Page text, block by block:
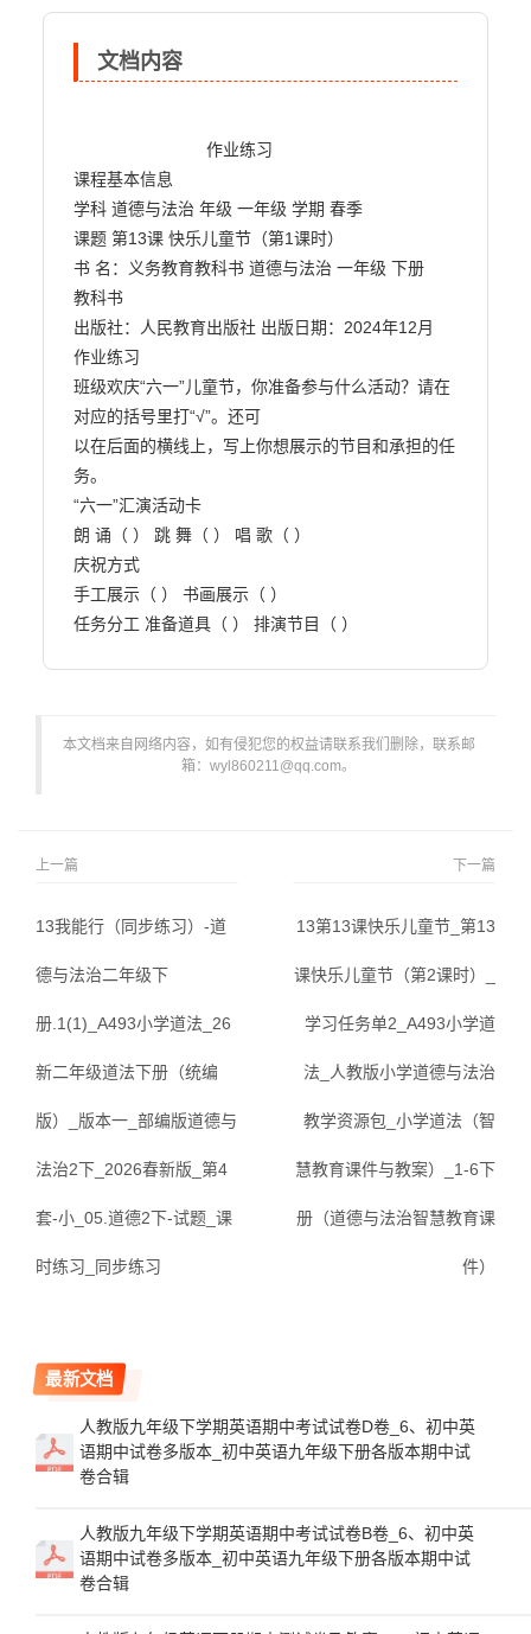
文档内容
课程基本信息
学科 道德与法治 年级 一年级 学期 春季
课题 第13课 快乐儿童节（第1课时）
书 名：义务教育教科书 道德与法治 一年级 下册
教科书
出版社：人民教育出版社 出版日期：2024年12月
作业练习
班级欢庆“六一”儿童节，你准备参与什么活动？请在
对应的括号里打“√”。还可
以在后面的横线上，写上你想展示的节目和承担的任
务。
“六一”汇演活动卡
朗 诵（ ） 跳 舞（ ） 唱 歌（ ）
庆祝方式
手工展示（ ） 书画展示（ ）
本文档来自网络内容，如有侵犯您的权益请联系我们删除，联系邮
箱：wyl860211@qq.com。
上一篇
13我能行（同步练习）-道
德与法治二年级下
册.1(1)_A493小学道法_26
新二年级道法下册（统编
版）_版本一_部编版道德与
法治2下_2026春新版_第4
套-小_05.道德2下-试题_课
时练习_同步练习
下一篇
13第13课快乐儿童节_第13
课快乐儿童节（第2课时）_
学习任务单2_A493小学道
法_人教版小学道德与法治
教学资源包_小学道法（智
慧教育课件与教案）_1-6下
册（道德与法治智慧教育课
件）
最新文档
人教版九年级下学期英语期中考试试卷D卷_6、初中英
语期中试卷多版本_初中英语九年级下册各版本期中试
卷合辑
人教版九年级下学期英语期中考试试卷B卷_6、初中英
语期中试卷多版本_初中英语九年级下册各版本期中试
卷合辑